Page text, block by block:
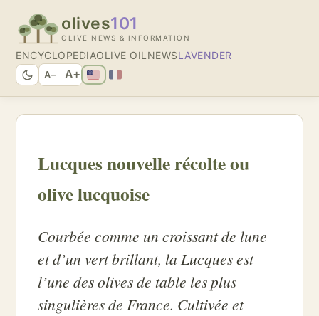
olives101
OLIVE NEWS & INFORMATION
ENCYCLOPEDIAOLIVE OIL NEWSLAVENDER
A− A+
Lucques nouvelle récolte ou
olive lucquoise
Courbée comme un croissant de lune
et d’un vert brillant, la Lucques est
l’une des olives de table les plus
singulières de France. Cultivée et